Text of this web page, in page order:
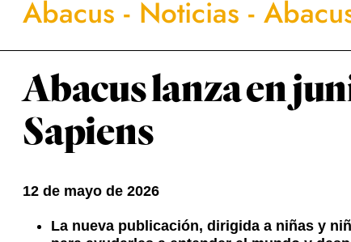
Abacus - Noticias -
Abacus lanza en
Sapiens
12 de mayo de 2026
La nueva publicación, dirigida a niñas y